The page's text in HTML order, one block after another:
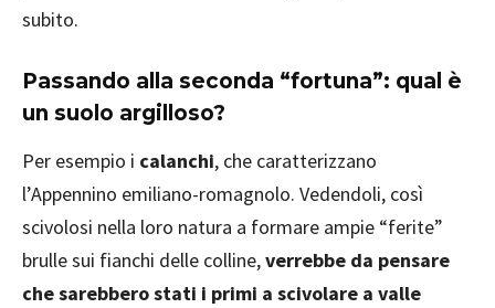
subito.
Passando alla seconda “fortuna”: qual è
un suolo argilloso?
Per esempio i calanchi, che caratterizzano
l’Appennino emiliano-romagnolo. Vedendoli, così
scivolosi nella loro natura a formare ampie “ferite”
brulle sui fianchi delle colline,verrebbe da pensare
che sarebbero stati i primi a scivolare a valle